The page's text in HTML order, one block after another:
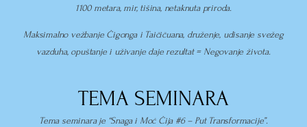
1100 metara, mir, tišina, netaknuta priroda.
Maksimalno vežbanje Ćigonga i Taičičuana, druženje, udisanje svežeg
vazduha, opuštanje i uživanje daje rezultat = Negovanje života.
TEMA SEMINARA
Tema seminara je “Snaga i Moć Ćija #6 – Put Transformacije”.